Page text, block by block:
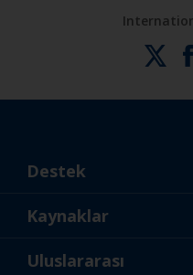
Destek
Hakkımızda
Kaynaklar
Haberler
Uluslararası